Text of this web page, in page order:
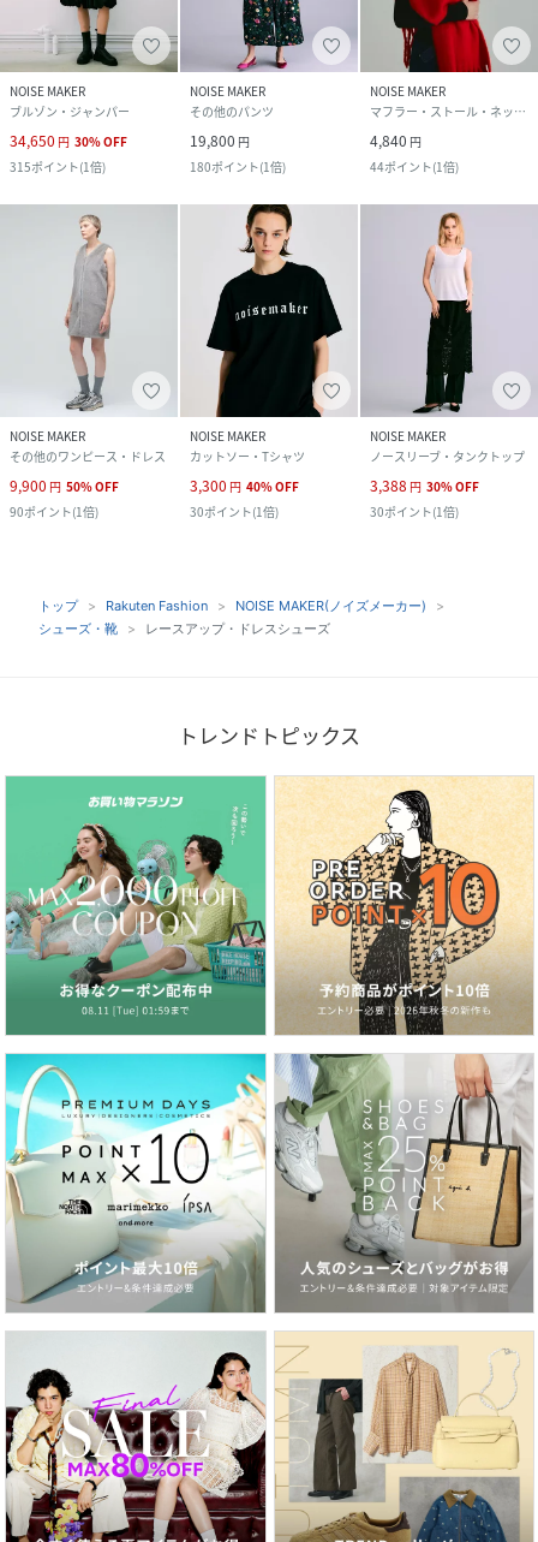
NOISE MAKER
ブルゾン・ジャンパー
34,650 円 30%OFF
315ポイント(1倍)
NOISE MAKER
その他のパンツ
19,800 円
180ポイント(1倍)
NOISE MAKER
マフラー・ストール・ネックウォーマー
4,840 円
44ポイント(1倍)
NOISE MAKER
その他のワンピース・ドレス
9,900 円 50%OFF
90ポイント(1倍)
NOISE MAKER
カットソー・Tシャツ
3,300 円 40%OFF
30ポイント(1倍)
NOISE MAKER
ノースリーブ・タンクトップ
3,388 円 30%OFF
30ポイント(1倍)
トップ Rakuten Fashion
NOISE MAKER(ノイズメーカー)
シューズ・靴
レースアップ・ドレスシューズ
トレンドトピックス